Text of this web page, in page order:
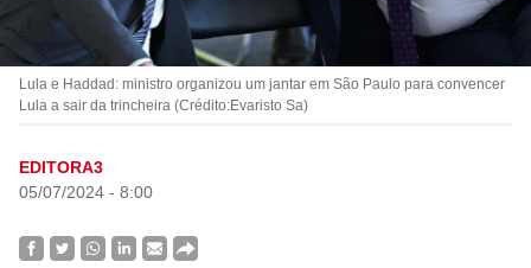
Lula e Haddad: ministro organizou um jantar em São Paulo para convencer
Lula a sair da trincheira (Crédito:Evaristo Sa)
EDITORA3
05/07/2024 - 8:00